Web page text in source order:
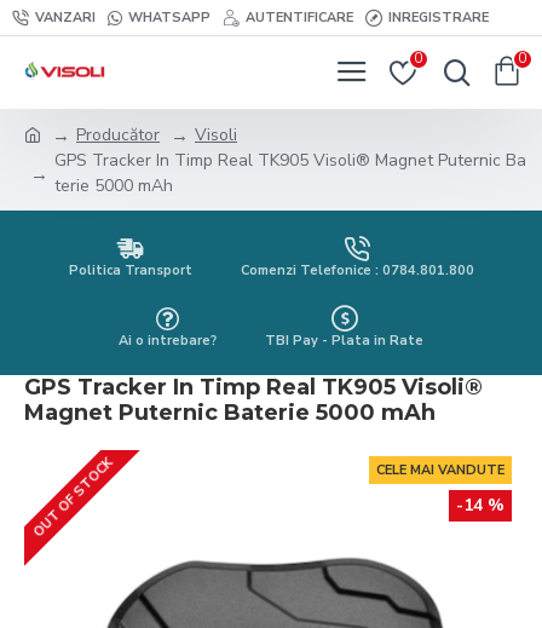
VANZARI WHATSAPP AUTENTIFICARE INREGISTRARE
0 0
Producător
Visoli
GPS Tracker In Timp Real TK905 Visoli® Magnet Puternic Ba
terie 5000 mAh
Politica Transport Comenzi Telefonice : 0784.801.800
Ai o intrebare? TBI Pay - Plata in Rate
GPS Tracker In Timp Real TK905 Visoli®
Magnet Puternic Baterie 5000 mAh
CELE MAI VANDUTE
-14 %
OUT OF STOCK